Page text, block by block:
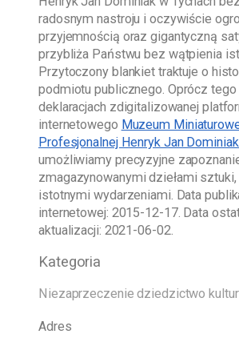
radosnym nastroju i oczywiście
przyjemnością oraz gigantyczną
przybliża Państwu bez wątpienia
Przytoczony blankiet traktuje o
podmiotu publicznego. Oprócz tego
deklaracjach zdigitalizowanej
internetowego Muzeum
Profesjonalnej Henryk Jan
umożliwiamy precyzyjne
zmagazynowanymi dziełami
istotnymi wydarzeniami. Data
internetowej: 2015-12-17. Data
aktualizacji: 2021-06-02
Kategoria
Niezaprzeczenie dziedzictwo
Adres